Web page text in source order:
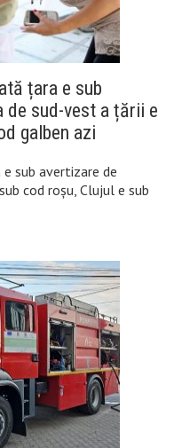
țara e sub
de sud-vest a țării e
galben azi
sub avertizare de
cod roșu, Clujul e sub